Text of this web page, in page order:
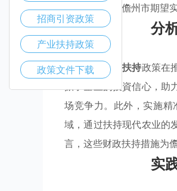
方面的努力，儋州市期望
分
儋州市的 产业扶持政策在
振了企业的投資信心，助
场竞争力。此外，实施精
域，通过扶持现代农业的
言，这些财政扶持措施为
实
招商引资政策
产业扶持政策
政策文件下载